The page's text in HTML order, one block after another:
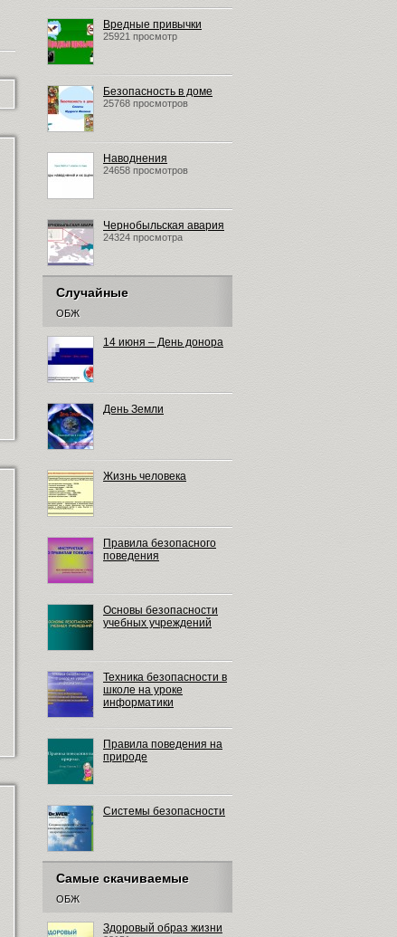
Вредные привычки
25921 просмотр
Безопасность в доме
25768 просмотров
Наводнения
24658 просмотров
Чернобыльская авария
24324 просмотра
Случайные
ОБЖ
14 июня – День донора
День Земли
Жизнь человека
Правила безопасного
поведения
Основы безопасности
учебных учреждений
Техника безопасности в
школе на уроке
информатики
Правила поведения на
природе
Системы безопасности
Самые скачиваемые
ОБЖ
Здоровый образ жизни